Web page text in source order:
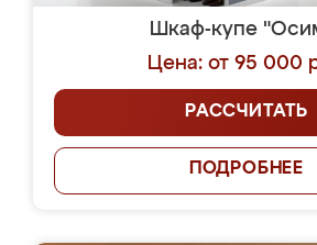
Шкаф-купе
Цена: от 95 000
РАССЧИТАТЬ
ПОДРОБНЕЕ